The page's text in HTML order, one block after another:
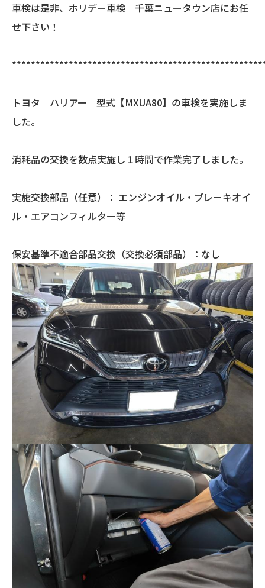
車検は是非、ホリデー車検 千葉ニュータウン店にお任
せ下さい！
トヨタ ハリアー 型式【MXUA80】の車検を実施しま
した。
消耗品の交換を数点実施し１時間で作業完了しました。
実施交換部品（任意）： エンジンオイル・ブレーキオイ
ル・エアコンフィルター等
保安基準不適合部品交換（交換必須部品）：なし